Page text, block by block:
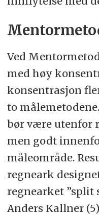
Ved
med høy
konsentrasjon
to
bør være utenfor
men godt
måleområde.
regneark
regnearket ”split
Anders Kallner